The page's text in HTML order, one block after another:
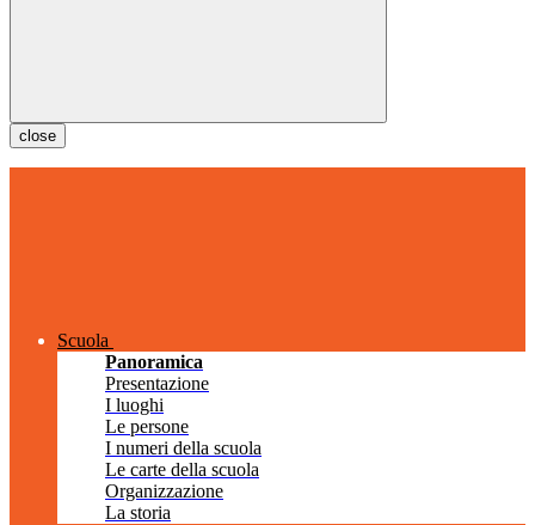
close
Scuola
Panoramica
Presentazione
I luoghi
Le persone
I numeri della scuola
Le carte della scuola
Organizzazione
La storia